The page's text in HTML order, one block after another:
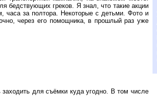
бедствующих греков. Я знал, что такие акции
часа за полтора. Некоторые с детьми. Фото и
через его помощника, в прошлый раз уже
для съёмки куда угодно. В том числе